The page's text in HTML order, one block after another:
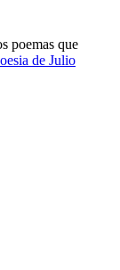
poemas que
de Julio